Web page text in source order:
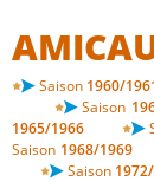
Saison 1960/
Saison
1965/1966
Saison 1968/1969
Saison